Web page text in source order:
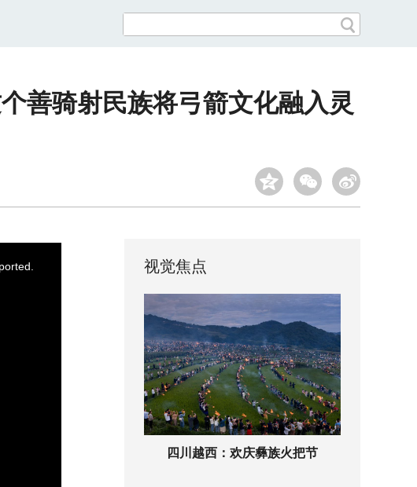
善骑射民族将弓箭文化融入灵
视觉焦点
四川越西：欢庆彝族火把节